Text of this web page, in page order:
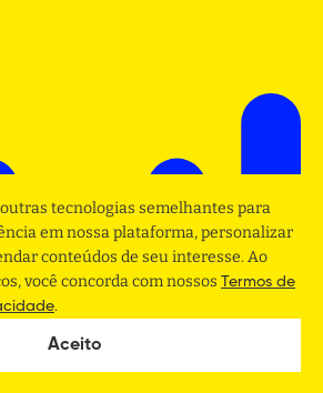
tecnologias semelhantes para
em nossa plataforma, personalizar
conteúdos de seu interesse. Ao
você concorda com nossos Termos de
.
Aceito